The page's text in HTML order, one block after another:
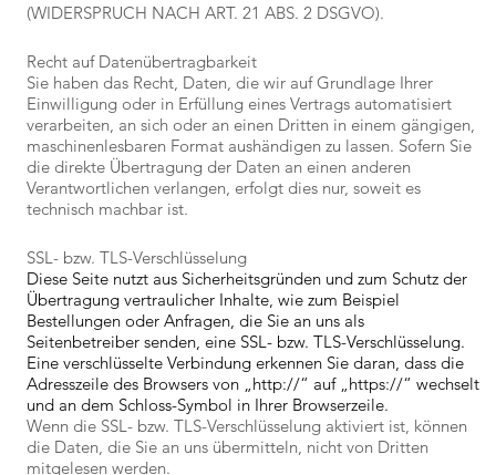
(WIDERSPRUCH NACH ART. 21 ABS. 2 DSGVO).
Recht auf Daten­übertrag­barkeit
Sie haben das Recht, Daten, die wir auf Grundlage Ihrer
Einwilligung oder in Erfüllung eines Vertrags automatisiert
verarbeiten, an sich oder an einen Dritten in einem gängigen,
maschinenlesbaren Format aushändigen zu lassen. Sofern Sie
die direkte Übertragung der Daten an einen anderen
Verantwortlichen verlangen, erfolgt dies nur, soweit es
technisch machbar ist.
SSL- bzw. TLS-Verschlüsselung
Diese Seite nutzt aus Sicherheitsgründen und zum Schutz der
Übertragung vertraulicher Inhalte, wie zum Beispiel
Bestellungen oder Anfragen, die Sie an uns als
Seitenbetreiber senden, eine SSL- bzw. TLS-Verschlüsselung.
Eine verschlüsselte Verbindung erkennen Sie daran, dass die
Adresszeile des Browsers von „http://“ auf „https://“ wechselt
und an dem Schloss-Symbol in Ihrer Browserzeile.
Wenn die SSL- bzw. TLS-Verschlüsselung aktiviert ist, können
die Daten, die Sie an uns übermitteln, nicht von Dritten
mitgelesen werden.